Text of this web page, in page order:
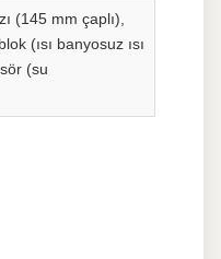
(145 mm çaplı),
(ısı banyosuz ısı
(su